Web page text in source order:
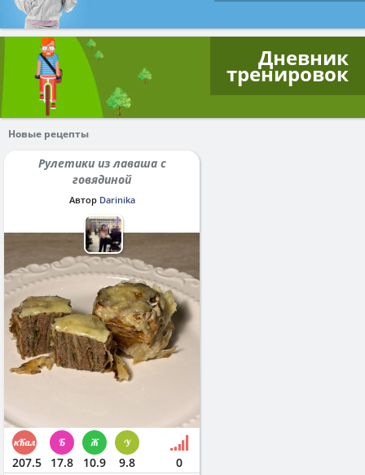
Дневник
тренировок
Новые рецепты
Рулетики из лаваша с
говядиной
Автор Darinika
207.5 17.8 10.9 9.8 0